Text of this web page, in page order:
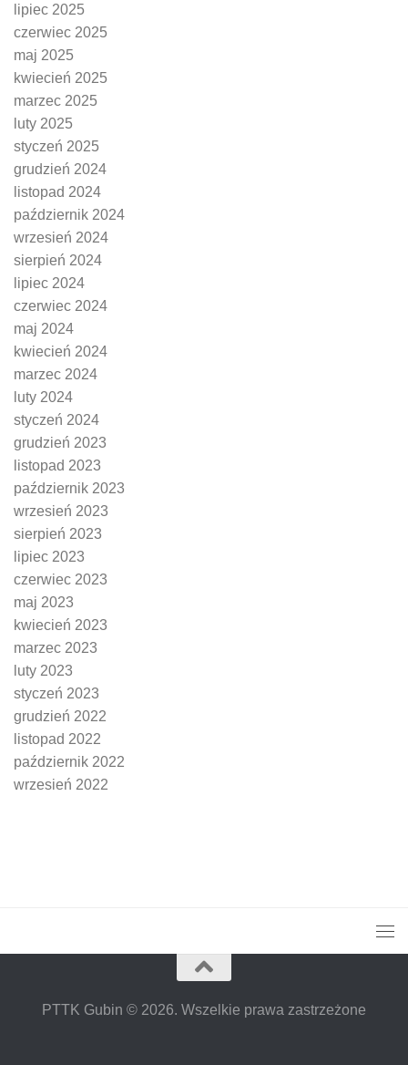
lipiec 2025
czerwiec 2025
maj 2025
kwiecień 2025
marzec 2025
luty 2025
styczeń 2025
grudzień 2024
listopad 2024
październik 2024
wrzesień 2024
sierpień 2024
lipiec 2024
czerwiec 2024
maj 2024
kwiecień 2024
marzec 2024
luty 2024
styczeń 2024
grudzień 2023
listopad 2023
październik 2023
wrzesień 2023
sierpień 2023
lipiec 2023
czerwiec 2023
maj 2023
kwiecień 2023
marzec 2023
luty 2023
styczeń 2023
grudzień 2022
listopad 2022
październik 2022
wrzesień 2022
PTTK Gubin © 2026. Wszelkie prawa zastrzeżone